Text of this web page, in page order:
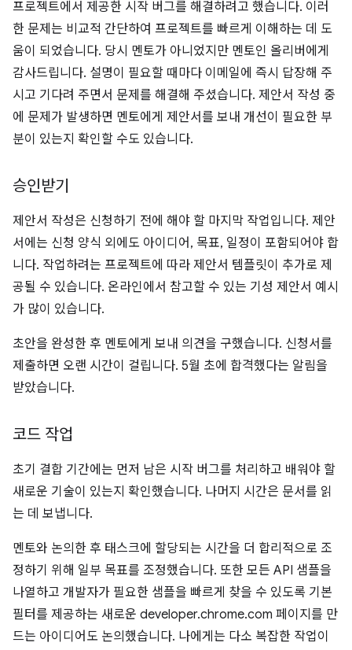
프로젝트에서 제공한 시작 버그를 해결하려고 했습니다. 이러
한 문제는 비교적 간단하여 프로젝트를 빠르게 이해하는 데 도
움이 되었습니다. 당시 멘토가 아니었지만 멘토인 올리버에게
감사드립니다. 설명이 필요할 때마다 이메일에 즉시 답장해 주
시고 기다려 주면서 문제를 해결해 주셨습니다. 제안서 작성 중
에 문제가 발생하면 멘토에게 제안서를 보내 개선이 필요한 부
분이 있는지 확인할 수도 있습니다.
승인받기
제안서 작성은 신청하기 전에 해야 할 마지막 작업입니다. 제안
서에는 신청 양식 외에도 아이디어, 목표, 일정이 포함되어야 합
니다. 작업하려는 프로젝트에 따라 제안서 템플릿이 추가로 제
공될 수 있습니다. 온라인에서 참고할 수 있는 기성 제안서 예시
가 많이 있습니다.
초안을 완성한 후 멘토에게 보내 의견을 구했습니다. 신청서를
제출하면 오랜 시간이 걸립니다. 5월 초에 합격했다는 알림을
받았습니다.
코드 작업
초기 결합 기간에는 먼저 남은 시작 버그를 처리하고 배워야 할
새로운 기술이 있는지 확인했습니다. 나머지 시간은 문서를 읽
는 데 보냅니다.
멘토와 논의한 후 태스크에 할당되는 시간을 더 합리적으로 조
정하기 위해 일부 목표를 조정했습니다. 또한 모든 API 샘플을
나열하고 개발자가 필요한 샘플을 빠르게 찾을 수 있도록 기본
필터를 제공하는 새로운 developer.chrome.com 페이지를 만
드는 아이디어도 논의했습니다. 나에게는 다소 복잡한 작업이